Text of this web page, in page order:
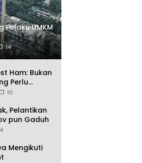
Pelaku UMKM
14
Ham: Bukan
Perlu
10
Pelantikan
pun Gaduh
4
Mengikuti